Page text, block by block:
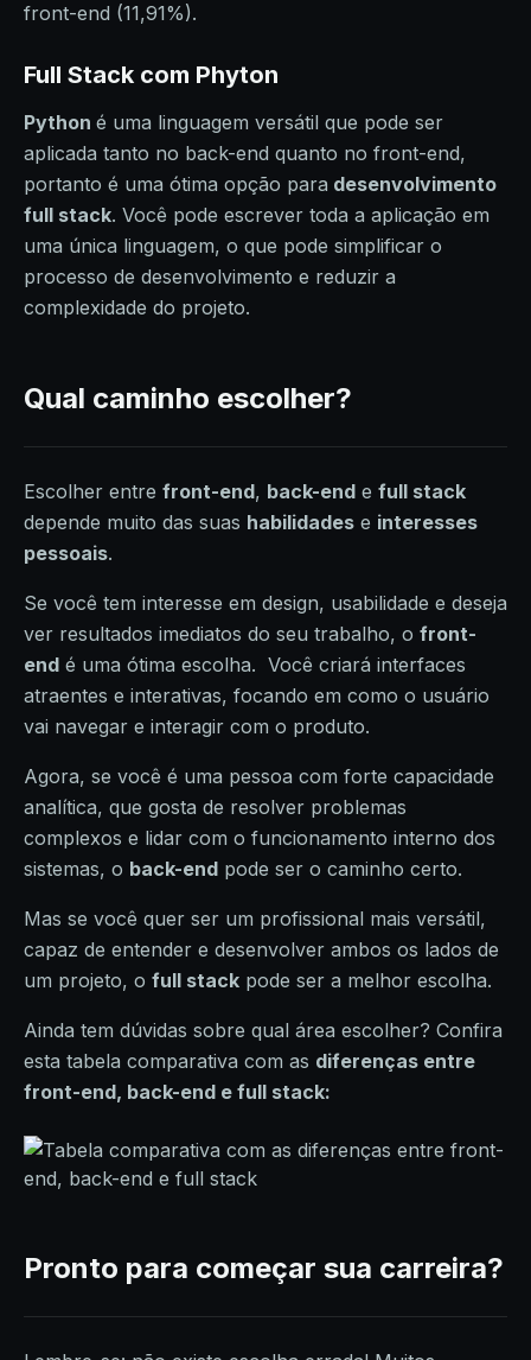
front-end (11,91%).
Full Stack com Phyton
Python é uma linguagem versátil que pode ser
aplicada tanto no back-end quanto no front-end,
portanto é uma ótima opção para desenvolvimento
full stack. Você pode escrever toda a aplicação em
uma única linguagem, o que pode simplificar o
processo de desenvolvimento e reduzir a
complexidade do projeto.
Qual caminho escolher?
Escolher entre front-end, back-end e full stack
depende muito das suas habilidades e interesses
pessoais.
Se você tem interesse em design, usabilidade e deseja
ver resultados imediatos do seu trabalho, o front-
end é uma ótima escolha. Você criará interfaces
atraentes e interativas, focando em como o usuário
vai navegar e interagir com o produto.
Agora, se você é uma pessoa com forte capacidade
analítica, que gosta de resolver problemas
complexos e lidar com o funcionamento interno dos
sistemas, o back-end pode ser o caminho certo.
Mas se você quer ser um profissional mais versátil,
capaz de entender e desenvolver ambos os lados de
um projeto, o full stack pode ser a melhor escolha.
Ainda tem dúvidas sobre qual área escolher? Confira
esta tabela comparativa com as diferenças entre
front-end, back-end e full stack:
Pronto para começar sua carreira?